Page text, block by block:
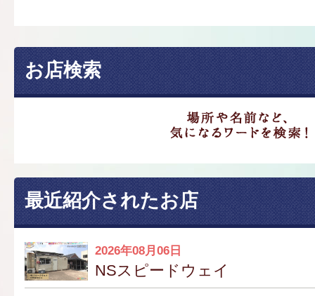
お店検索
最近紹介されたお店
2026年08月06日
NSスピードウェイ